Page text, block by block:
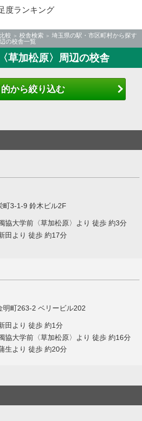
度ランキング
較 校舎検索
埼玉県の駅・市区町村から探す
の校舎一覧
草加松原〉周辺の校舎
的から絞り込む
町3-1-9 鈴木ビル2F
協大学前〈草加松原〉より 徒歩 約3分
田より 徒歩 約17分
明町263-2 ベリービル202
田より 徒歩 約1分
協大学前〈草加松原〉より 徒歩 約16分
生より 徒歩 約20分